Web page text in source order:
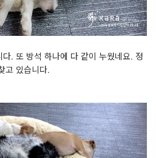
. 또 방석 하나에 다 같이 누웠네요. 정
고 있습니다.